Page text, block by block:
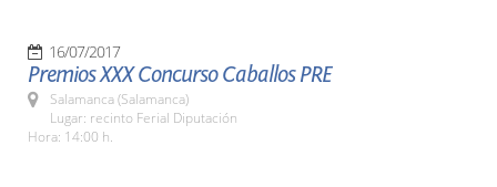
16/07/2017
Premios XXX Concurso Caballos PRE
Salamanca (Salamanca)
Lugar: recinto Ferial Diputación
Hora: 14:00 h.